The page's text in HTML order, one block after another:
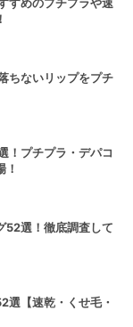
すめのプチプラや速
ちないリップをプチ
！プチプラ・デパコ
！
52選！徹底調査して
選【速乾・くせ毛・